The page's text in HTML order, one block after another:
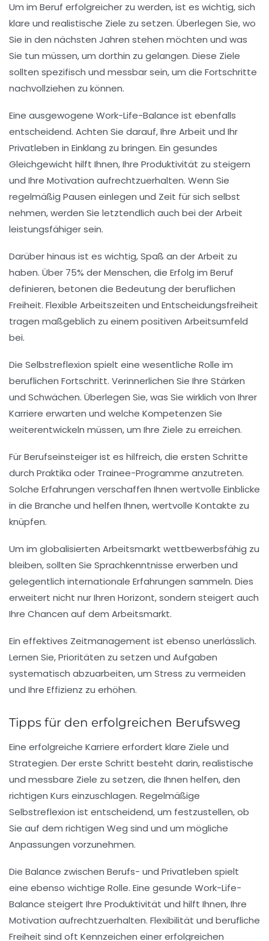
Um im Beruf erfolgreicher zu werden, ist es wichtig, sich
klare und realistische Ziele zu setzen. Überlegen Sie, wo
Sie in den nächsten Jahren stehen möchten und was
Sie tun müssen, um dorthin zu gelangen. Diese Ziele
sollten spezifisch und messbar sein, um die Fortschritte
nachvollziehen zu können.
Eine ausgewogene Work-Life-Balance ist ebenfalls
entscheidend. Achten Sie darauf, Ihre Arbeit und Ihr
Privatleben in Einklang zu bringen. Ein gesundes
Gleichgewicht hilft Ihnen, Ihre Produktivität zu steigern
und Ihre Motivation aufrechtzuerhalten. Wenn Sie
regelmäßig Pausen einlegen und Zeit für sich selbst
nehmen, werden Sie letztendlich auch bei der Arbeit
leistungsfähiger sein.
Darüber hinaus ist es wichtig, Spaß an der Arbeit zu
haben. Über 75% der Menschen, die Erfolg im Beruf
definieren, betonen die Bedeutung derberuflichen
Freiheit. Flexible Arbeitszeiten und Entscheidungsfreiheit
tragen maßgeblich zu einem positiven Arbeitsumfeld
bei.
Die Selbstreflexion spielt eine wesentliche Rolle im
beruflichen Fortschritt. Verinnerlichen Sie Ihre Stärken
und Schwächen. Überlegen Sie, was Sie wirklich von Ihrer
Karriere erwarten und welche Kompetenzen Sie
weiterentwickeln müssen, um Ihre Ziele zu erreichen.
Für Berufseinsteiger ist es hilfreich, die ersten Schritte
durch Praktika oder Trainee-Programme anzutreten.
Solche Erfahrungen verschaffen Ihnen wertvolle Einblicke
in die Branche und helfen Ihnen, wertvolle Kontakte zu
knüpfen.
Um im globalisierten Arbeitsmarkt wettbewerbsfähig zu
bleiben, sollten Sie Sprachkenntnisse erwerben und
gelegentlich internationale Erfahrungen sammeln. Dies
erweitert nicht nur Ihren Horizont, sondern steigert auch
Ihre Chancen auf dem Arbeitsmarkt.
Ein effektives Zeitmanagement ist ebenso unerlässlich.
Lernen Sie, Prioritäten zu setzen und Aufgaben
systematisch abzuarbeiten, um Stress zu vermeiden
und Ihre Effizienz zu erhöhen.
Tipps für den erfolgreichen Berufsweg
Eine erfolgreiche Karriere erfordert klare Ziele und
Strategien. Der erste Schritt besteht darin, realistische
und messbare Ziele zu setzen, die Ihnen helfen, den
richtigen Kurs einzuschlagen. Regelmäßige
Selbstreflexion ist entscheidend, um festzustellen, ob
Sie auf dem richtigen Weg sind und um mögliche
Anpassungen vorzunehmen.
Die Balance zwischen Berufs- und Privatleben spielt
eine ebenso wichtige Rolle. Eine gesunde Work-Life-
Balance steigert Ihre Produktivität und hilft Ihnen, Ihre
Motivation aufrechtzuerhalten. Flexibilität und berufliche
Freiheit sind oft Kennzeichen einer erfolgreichen